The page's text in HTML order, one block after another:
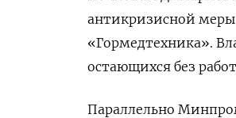
антикризисной меры
«Гормедтехника».
остающихся без
Параллельно